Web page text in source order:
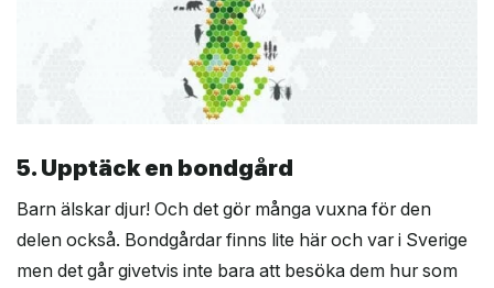
5. Upptäck en bondgård
Barn älskar djur! Och det gör många vuxna för den
delen också. Bondgårdar finns lite här och var i Sverige
men det går givetvis inte bara att besöka dem hur som